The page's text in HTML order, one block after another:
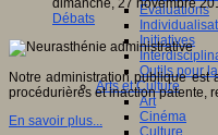
Evaluations
Initiatives
Outils pour
Arts et Culture
Art
Cinéma
Culture
dimanche, 27 novembre
Débats
Notre administration publique est
procédurières et inaction patente,
En savoir plus...